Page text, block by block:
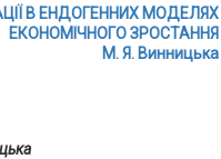
В ЕНДОГЕННИХ МОДЕЛЯХ
ЕКОНОМІЧНОГО ЗРОСТАННЯ
М. Я. Винницька